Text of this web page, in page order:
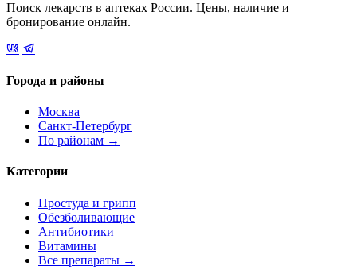
Поиск лекарств в аптеках России. Цены, наличие и
бронирование онлайн.
Города и районы
Москва
Санкт-Петербург
По районам →
Категории
Простуда и грипп
Обезболивающие
Антибиотики
Витамины
Все препараты →